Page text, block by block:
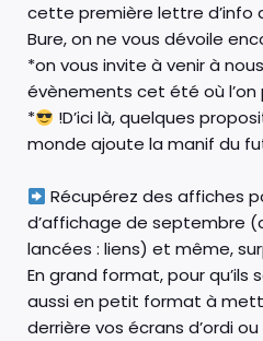
cette première lettre d’info
Bure, on ne vous dévoile
*on vous invite à venir à
évènements cet été où l’on
*
!D’ici là, quelques
monde ajoute la manif du
Récupérez des affiches
d’affichage de septembre
lancées : liens) et même,
En grand format, pour qu’ils
aussi en petit format à
derrière vos écrans d’ordi